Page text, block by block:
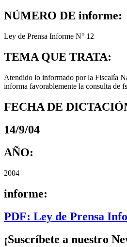
NÚMERO DE informe:
Ley de Prensa Informe N° 12
TEMA QUE TRATA:
Atendido lo informado por la Fiscalía
informa favorablemente la consulta de
FECHA DE
14/9/04
AÑO:
2004
informe:
PDF: Ley de Prensa
¡Suscríbete a nuestro